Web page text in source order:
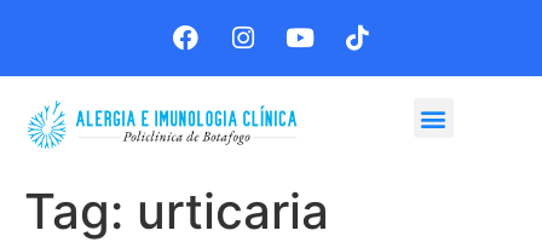
Tag: urticaria